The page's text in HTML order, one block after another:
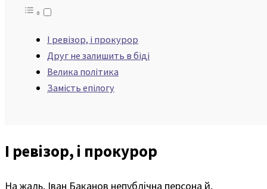
І ревізор, і прокурор
Друг не залишить в біді
Велика політика
Замість епілогу
І ревізор, і прокурор
На жаль, Іван Баканов непублічна персона й,